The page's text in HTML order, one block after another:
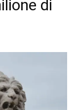
di